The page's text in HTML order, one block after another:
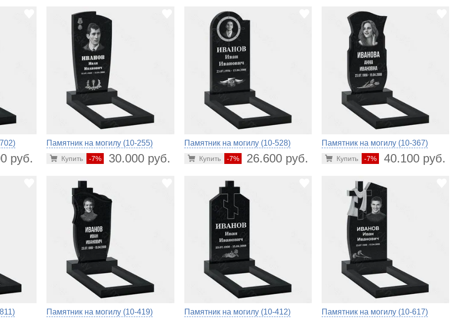
руб.
Памятник на могилу (10-255)
-7% 30.000 руб.
Купить
Памятник на могилу (10-528)
-7% 26.600 руб.
Купить
Памятник на могилу (10-367)
-7% 40.100 руб.
Купить
Памятник на могилу (10-419) Памятник на могилу (10-412) Памятник на могилу (10-617)